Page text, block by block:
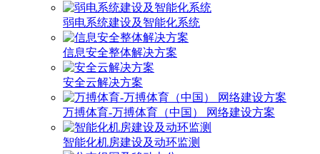
弱电系统建设及智能化系统
信息安全整体解决方案
安全云解决方案
万搏体育-万搏体育（中国） 网络建设方案
智能化机房建设及动环监测